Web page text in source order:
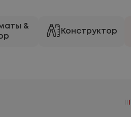
&
Конструктор